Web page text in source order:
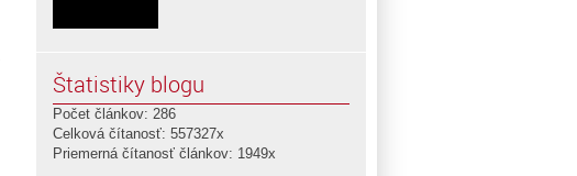
Štatistiky blogu
Počet článkov: 286
Celková čítanosť: 557327x
Priemerná čítanosť článkov: 1949x